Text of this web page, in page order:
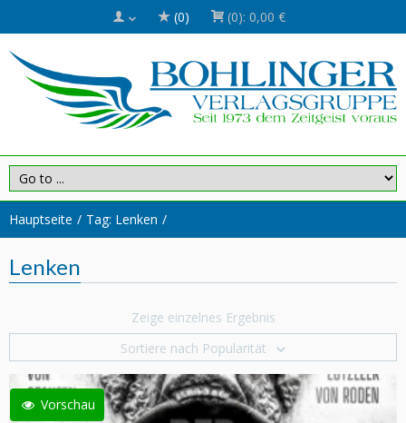
(0) (0): 0,00 €
Hauptseite Tag: Lenken
Lenken
Zeige einzelnes Ergebnis
Sortiere nach Popularität
Vorschau